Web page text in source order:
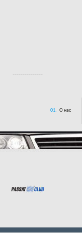
---------------
01. О нас